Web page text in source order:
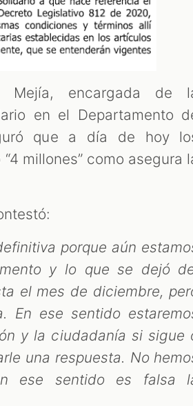
Mejía, encargada de
en el Departamento
que a día de hoy
millones” como asegura
porque aún
y lo que se dejó
el mes de diciembre,
En ese sentido
y la ciudadanía si sigue
una respuesta. No
ese sentido es falsa